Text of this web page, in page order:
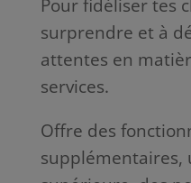
Pour fidéliser tes
surprendre et à
attentes en
services.
Offre des
supplémentaires,